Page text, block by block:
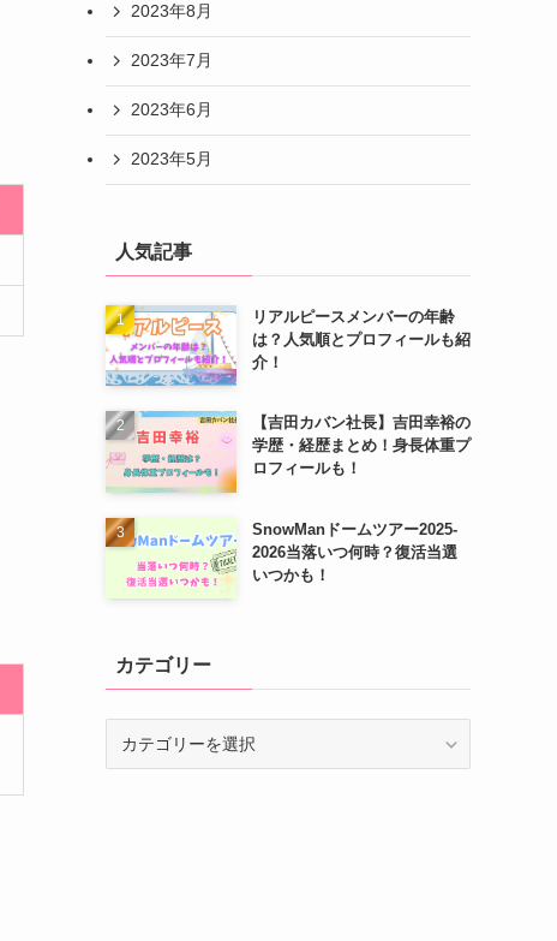
2023年8月
2023年7月
2023年6月
2023年5月
人気記事
リアルピースメンバーの年齢
は？人気順とプロフィールも紹
介！
【吉田カバン社長】吉田幸裕の
学歴・経歴まとめ！身長体重プ
ロフィールも！
SnowManドームツアー2025-
2026当落いつ何時？復活当選
いつかも！
カテゴリー